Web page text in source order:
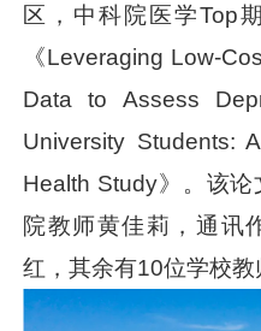
区，中科院医学Top
《Leveraging Low-
Data to Assess
University Students:
Health Study》。该
院教师黄佳莉，通讯
红，其余有10位学校教